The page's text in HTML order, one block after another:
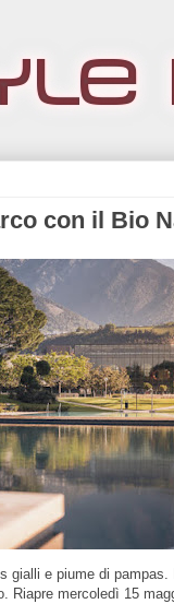
con il Bio
gialli e piume di
Riapre mercoledì 15